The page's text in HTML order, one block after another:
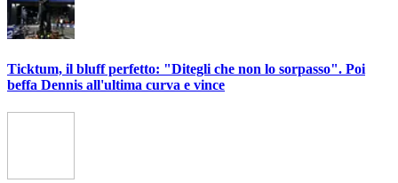
Ticktum, il bluff perfetto: "Ditegli che non lo sorpasso". Poi
beffa Dennis all'ultima curva e vince